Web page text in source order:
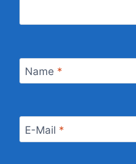
Name *
E-Mail *